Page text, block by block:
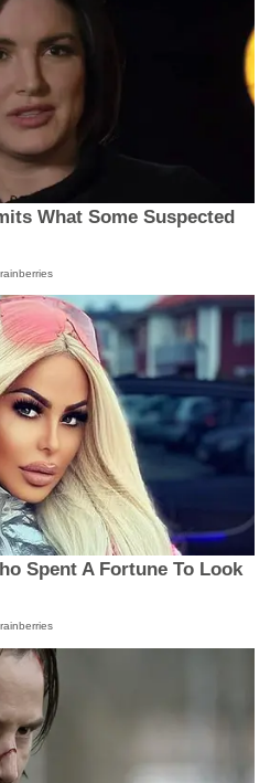
What Some Suspected
Spent A Fortune To Look